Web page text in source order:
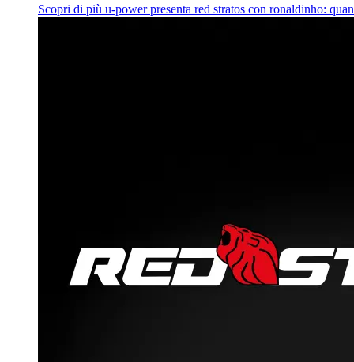
Scopri di più u‑power presenta red stratos con ronaldinho: